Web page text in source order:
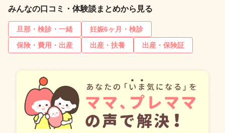
みんなの口コミ・体験談まとめから見る
旦那・検診・一緒
妊娠6ヶ月・検診
保険・費用・出産
出産・扶養 出産・保険証